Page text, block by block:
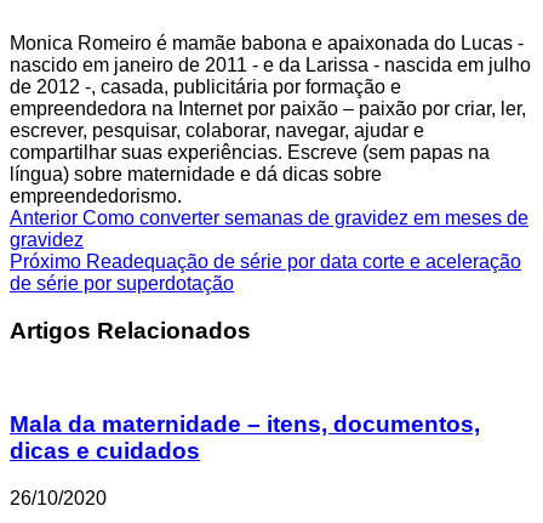
Monica Romeiro é mamãe babona e apaixonada do Lucas -
nascido em janeiro de 2011 - e da Larissa - nascida em julho
de 2012 -, casada, publicitária por formação e
empreendedora na Internet por paixão – paixão por criar, ler,
escrever, pesquisar, colaborar, navegar, ajudar e
compartilhar suas experiências. Escreve (sem papas na
língua) sobre maternidade e dá dicas sobre
empreendedorismo.
Anterior Como converter semanas de gravidez em meses de
gravidez
Próximo Readequação de série por data corte e aceleração
de série por superdotação
Artigos Relacionados
Mala da maternidade – itens, documentos,
dicas e cuidados
26/10/2020